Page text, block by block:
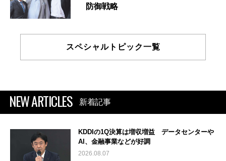
防御戦略
スペシャルトピック一覧
NEW ARTICLES 新着記事
KDDIの1Q決算は増収増益 データセンターや
AI、金融事業などが好調
2026.08.07